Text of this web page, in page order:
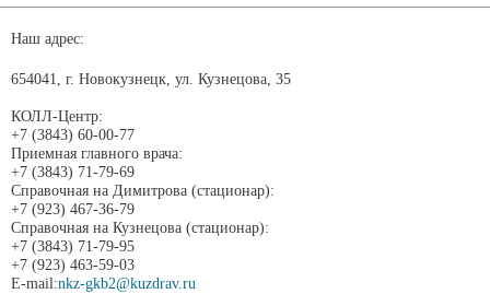
Наш адрес:
654041, г. Новокузнецк, ул. Кузнецова, 35
КОЛЛ-Центр:
+7 (3843) 60-00-77
Приемная главного врача:
+7 (3843) 71-79-69
Справочная на Димитрова (стационар):
+7 (923) 467-36-79
Справочная на Кузнецова (стационар):
+7 (3843) 71-79-95
+7 (923) 463-59-03
E-mail:nkz-gkb2@kuzdrav.ru